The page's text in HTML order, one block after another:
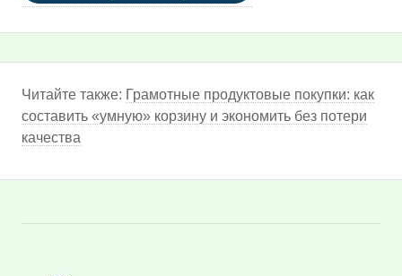
Читайте также: Грамотные продуктовые покупки: как
составить «умную» корзину и экономить без потери
качества